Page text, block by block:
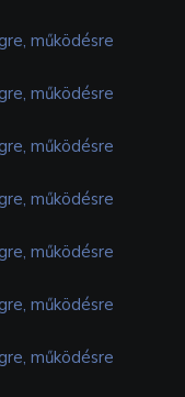
működésre
működésre
működésre
működésre
működésre
működésre
működésre